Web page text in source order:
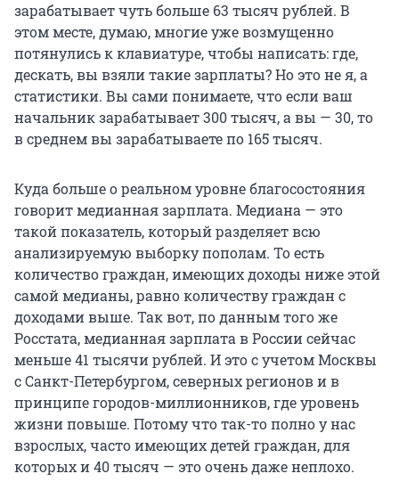
зарабатывает чуть больше 63 тысяч рублей. В
этом месте, думаю, многие уже возмущенно
потянулись к клавиатуре, чтобы написать: где,
дескать, вы взяли такие зарплаты? Но это не я, а
статистики. Вы сами понимаете, что если ваш
начальник зарабатывает 300 тысяч, а вы — 30, то
в среднем вы зарабатываете по 165 тысяч.
Куда больше о реальном уровне благосостояния
говорит медианная зарплата. Медиана — это
такой показатель, который разделяет всю
анализируемую выборку пополам. То есть
количество граждан, имеющих доходы ниже этой
самой медианы, равно количеству граждан с
доходами выше. Так вот, по данным того же
Росстата, медианная зарплата в России сейчас
меньше 41 тысячи рублей. И это с учетом Москвы
с Санкт-Петербургом, северных регионов и в
принципе городов-миллионников, где уровень
жизни повыше. Потому что так-то полно у нас
взрослых, часто имеющих детей граждан, для
которых и 40 тысяч — это очень даже неплохо.